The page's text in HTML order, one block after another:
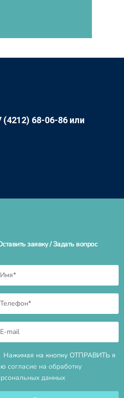
68-06-86 или
заявку / Задать вопрос
Нажимая на кнопку ОТПРАВИТЬ я
согласие на обработку
данных